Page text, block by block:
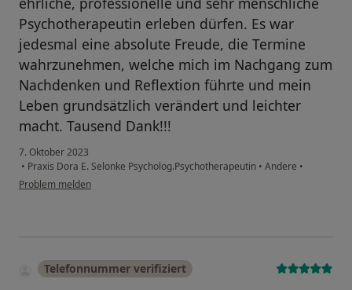
Psychotherapeutin erleben dürfen. Es war
jedesmal eine absolute Freude, die Termine
wahrzunehmen, welche mich im Nachgang zum
Nachdenken und Reflextion führte und mein
Leben grundsätzlich verändert und leichter
macht. Tausend Dank!!!
7. Oktober 2023
• Praxis Dora E. Selonke Psycholog.Psychotherapeutin • Andere •
Problem melden
Telefonnummer verifiziert